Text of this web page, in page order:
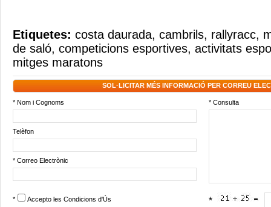
Etiquetes: costa daurada, cambrils, rallyracc,
de saló, competicions esportives, activitats
mitges maratons
SOL·LICITAR MÉS INFORMACIÓ PER CORREU
* Nom i Cognoms * Consulta
Telèfon
* Correo Electrònic
* Accepto les Condicions d'Ús *